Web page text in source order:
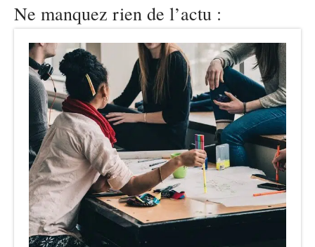
Ne manquez rien de l’actu :